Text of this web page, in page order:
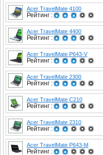
Acer TravelMate 4100
Рейтинг :
Acer TravelMate 4400
Рейтинг :
Acer TravelMate P643-V
Рейтинг :
Acer TravelMate 2300
Рейтинг :
Acer TravelMate C210
Рейтинг :
Acer TravelMate 2310
Рейтинг :
Acer TravelMate P643-M
Рейтинг :